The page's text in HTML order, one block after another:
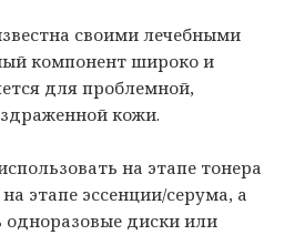
своими лечебными
компонент широко и
для проблемной,
кожи.
на этапе тонера
этапе эссенции/серума, а
диски или